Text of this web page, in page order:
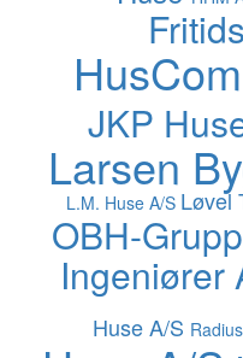
JKP
Larsen
L.M. Huse A/S Løvel
OBH-
Ingeniører
Huse A/S